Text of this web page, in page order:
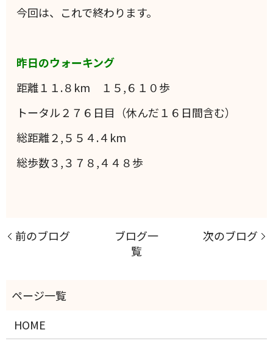
今回は、これで終わります。
昨日のウォーキング
距離１１.８km １５,６１０歩
トータル２７６日目（休んだ１６日間含む）
総距離２,５５４.４km
総歩数３,３７８,４４８歩
前のブログ
ブログ一
覧
次のブログ
HOME